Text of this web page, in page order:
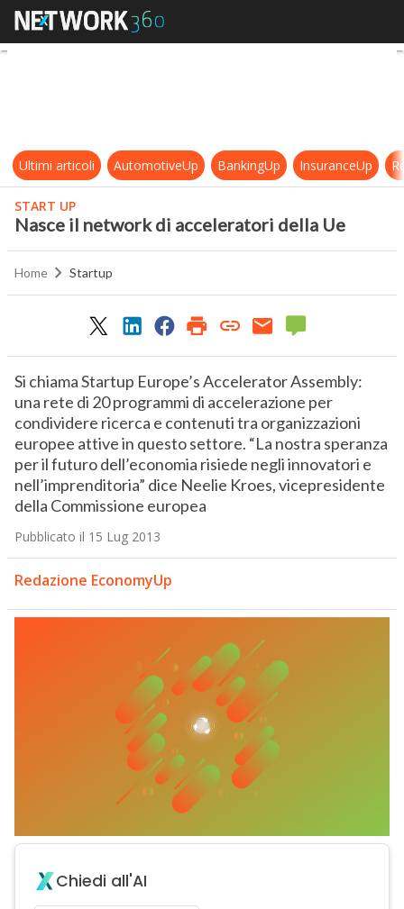
Nasce il network di acceleratori
Ultimi articoli AutomotiveUp BankingUp InsuranceUp
START UP
Nasce il network di acceleratori della Ue
Home Startup
Si chiama Startup Europe’s Accelerator Assembly:
una rete di 20 programmi di accelerazione per
condividere ricerca e contenuti tra organizzazioni
europee attive in questo settore. “La nostra speranza
per il futuro dell’economia risiede negli innovatori e
nell’imprenditoria” dice Neelie Kroes, vicepresidente
della Commissione europea
Pubblicato il 15 Lug 2013
Redazione EconomyUp
Chiedi all'AI